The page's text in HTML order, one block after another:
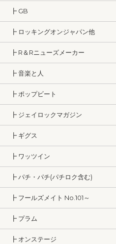
┣ GB
┣ ロッキングオンジャパン他
┣ R＆Rニューズメーカー
┣ 音楽と人
┣ ポップビート
┣ ジェイロックマガジン
┣ ギグス
┣ ワッツイン
┣ パチ・パチ(パチロク含む)
┣ フールズメイト No.101～
┣ プラム
┣ オンステージ